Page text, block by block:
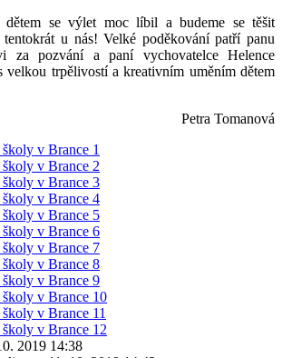
dětem se výlet moc líbil a budeme se těšit
u nás! Velké poděkování patří panu
za pozvání a paní vychovatelce Helence
velkou trpělivostí a kreativním uměním dětem
Petra Tomanová
2019 14:38